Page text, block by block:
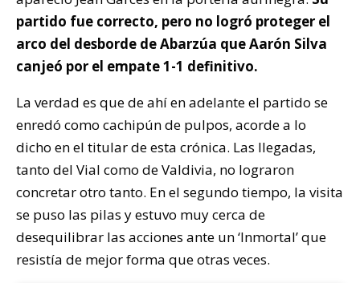
partido fue correcto, pero no logró proteger el
arco del desborde de Abarzúa que Aarón Silva
canjeó por el empate 1-1 definitivo.
La verdad es que de ahí en adelante el partido se
enredó como cachipún de pulpos, acorde a lo
dicho en el titular de esta crónica. Las llegadas,
tanto del Vial como de Valdivia, no lograron
concretar otro tanto. En el segundo tiempo, la visita
se puso las pilas y estuvo muy cerca de
desequilibrar las acciones ante un ‘Inmortal’ que
resistía de mejor forma que otras veces.